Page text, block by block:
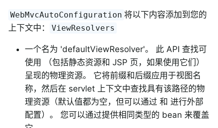
WebMvcAutoConfiguration 将以下内容添加到您的
上下文中：
ViewResolvers
一个名为 'defaultViewResolver'。 此 API 查找可
使用 （包括静态资源和 JSP 页，如果使用它们）
呈现的物理资源。 它将前缀和后缀应用于视图名
称，然后在 servlet 上下文中查找具有该路径的物
理资源（默认值都为空，但可以通过 和 进行外部
配置）。 您可以通过提供相同类型的 bean 来覆盖